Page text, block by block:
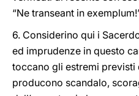
“Ne transeant in
6. Considerino qui i
ed imprudenze in questo
toccano gli estremi previsti
producono scandalo,